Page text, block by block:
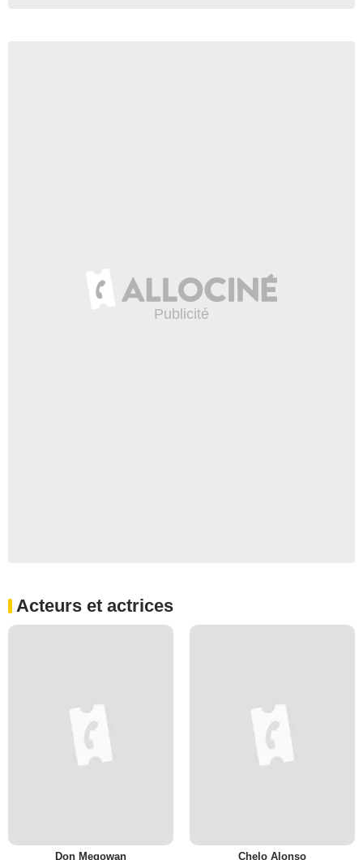
Acteurs et actrices
Don Megowan Chelo Alonso